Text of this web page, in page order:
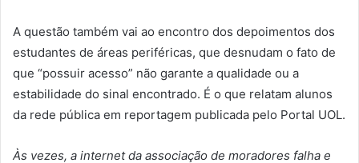
A questão também vai ao encontro dos depoimentos dos
estudantes de áreas periféricas, que desnudam o fato de
que “possuir acesso” não garante a qualidade ou a
estabilidade do sinal encontrado. É o que relatam alunos
da rede pública em reportagem publicada pelo Portal UOL.
Às vezes, a internet da associação de moradores falha e